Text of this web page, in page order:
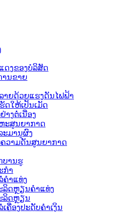
ດງຂອງບໍລິສັດ
ານຂາຍ
າຍດ້ວຍແຮງດັນໄຟຟ້າ
ດໃຫ້ເປັນເມັດ
າງຕໍ່ເນື່ອງ
ະສູນຍາກາດ
ະມານູຜົງ
ວາມດັນສູນຍາກາດ
ບານຮູ
ກໍາ
ຄຳແທ່ງ
ລິດຫຼຽນຄຳແທ່ງ
ລິດຫຼຽນ
ຄື່ອງປະດັບຄຳເງິນ